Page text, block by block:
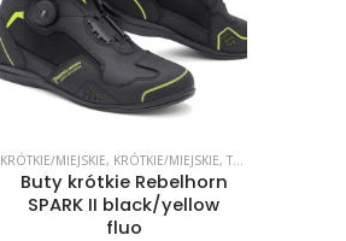
,TURYSTYCZNE
KRÓTKIE/MIEJSKIE, KRÓTKIE/MIEJSKIE, TURYSTYCZNE
Buty krótkie Rebelhorn
SPARK II black/yellow
fluo